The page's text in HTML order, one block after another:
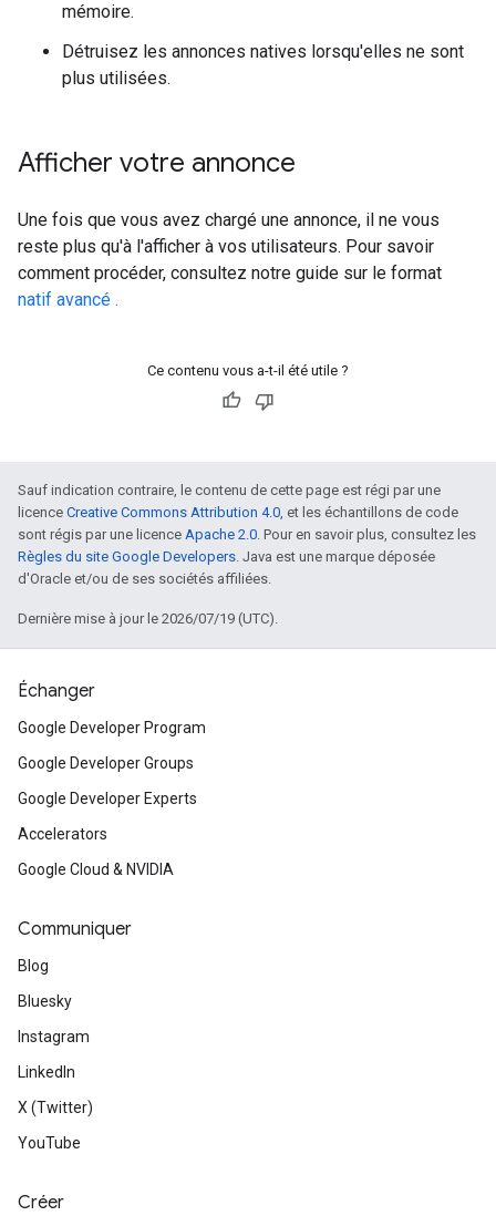
mémoire.
Détruisez les annonces natives lorsqu'elles ne sont
plus utilisées.
Afficher votre annonce
Une fois que vous avez chargé une annonce, il ne vous
reste plus qu'à l'afficher à vos utilisateurs. Pour savoir
comment procéder, consultez notre guide sur le format
natif avancé .
Ce contenu vous a-t-il été utile ?
Sauf indication contraire, le contenu de cette page est régi par une
licence Creative Commons Attribution 4.0, et les échantillons de code
sont régis par une licence Apache 2.0. Pour en savoir plus, consultez les
Règles du site Google Developers. Java est une marque déposée
d'Oracle et/ou de ses sociétés affiliées.
Dernière mise à jour le 2026/07/19 (UTC).
Échanger
Google Developer Program
Google Developer Groups
Google Developer Experts
Accelerators
Google Cloud & NVIDIA
Communiquer
Blog
Bluesky
Instagram
LinkedIn
X (Twitter)
YouTube
Créer